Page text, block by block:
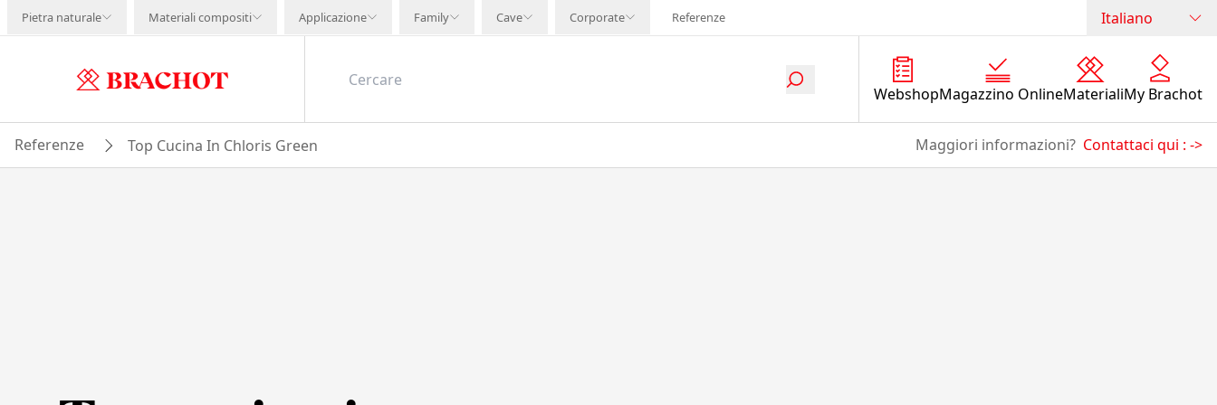
Pietra naturale Materiali compositi Applicazione Family Cave Corporate Referenze Italiano
WebshopMagazzino OnlineMaterialiMy Brachot
Referenze Top Cucina In Chloris Green Maggiori informazioni? Contattaci qui : ->